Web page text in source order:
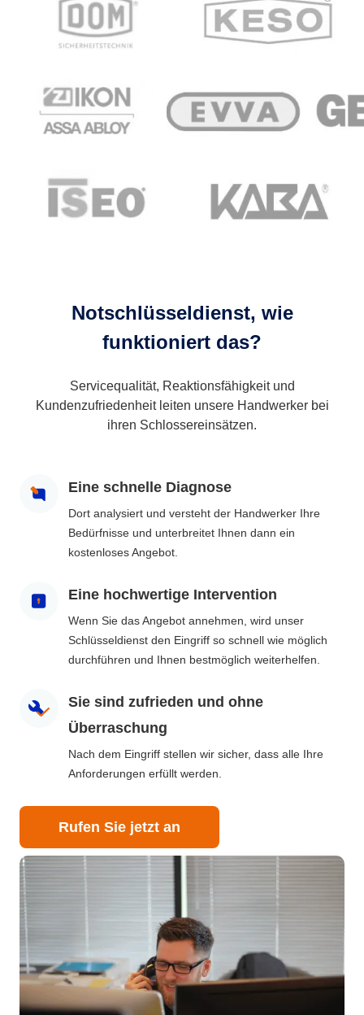
Notschlüsseldienst, wie
funktioniert das?
Servicequalität, Reaktionsfähigkeit und
Kundenzufriedenheit leiten unsere Handwerker bei
ihren Schlossereinsätzen.
Eine schnelle Diagnose
Dort analysiert und versteht der Handwerker Ihre
Bedürfnisse und unterbreitet Ihnen dann ein
kostenloses Angebot.
Eine hochwertige Intervention
Wenn Sie das Angebot annehmen, wird unser
Schlüsseldienst den Eingriff so schnell wie möglich
durchführen und Ihnen bestmöglich weiterhelfen.
Sie sind zufrieden und ohne
Überraschung
Nach dem Eingriff stellen wir sicher, dass alle Ihre
Anforderungen erfüllt werden.
Rufen Sie jetzt an